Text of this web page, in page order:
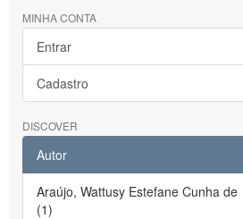
MINHA CONTA
Entrar
Cadastro
DISCOVER
Autor
Araújo, Wattusy Estefane Cunha de
(1)